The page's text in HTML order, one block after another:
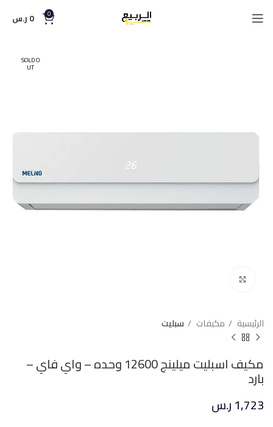
0
0 ر.س
SOLD O
UT
الرئيسية مكيفات سبليت
مكيف اسبليت ميلينج 12600 وحده – واي فاي –
بارد
1,723ر.س